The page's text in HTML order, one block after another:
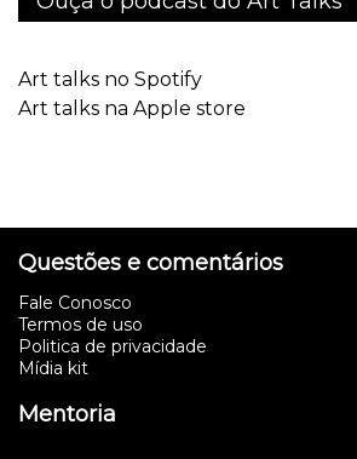
Art talks no Spotify
Art talks na Apple store
Questões e comentários
Fale Conosco
Termos de uso
Politica de privacidade
Mídia kit
Mentoria